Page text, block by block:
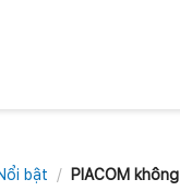
bật / PIACOM